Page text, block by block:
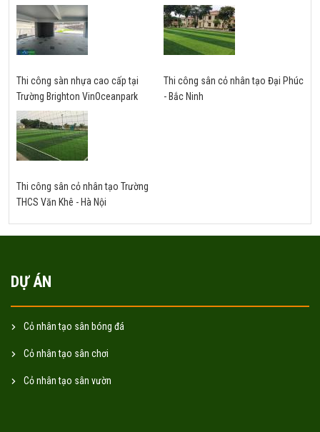
Hà Nội
Thi công sàn nhựa cao cấp tại
Trường Brighton VinOceanpark
Thi công sân cỏ nhân tạo Đại Phúc
- Bắc Ninh
Thi công sân cỏ nhân tạo Trường
THCS Văn Khê - Hà Nội
DỰ ÁN
Cỏ nhân tạo sân bóng đá
Cỏ nhân tạo sân chơi
Cỏ nhân tạo sân vườn